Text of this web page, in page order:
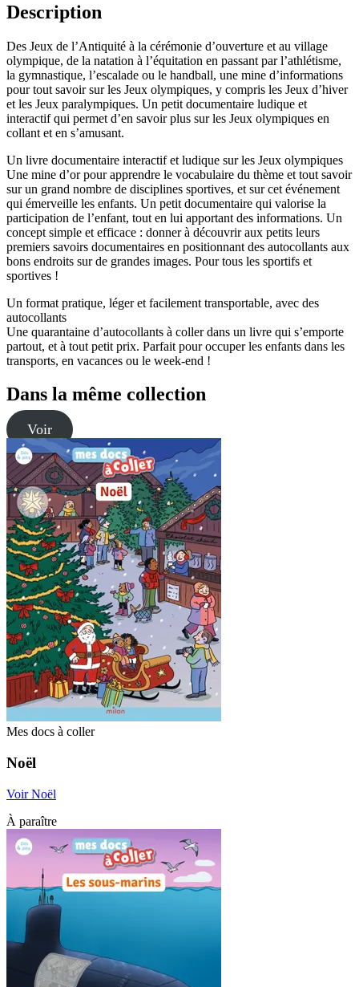
Description
Des Jeux de l’Antiquité à la cérémonie d’ouverture et au village
olympique, de la natation à l’équitation en passant par l’athlétisme,
la gymnastique, l’escalade ou le handball, une mine d’informations
pour tout savoir sur les Jeux olympiques, y compris les Jeux d’hiver
et les Jeux paralympiques. Un petit documentaire ludique et
interactif qui permet d’en savoir plus sur les Jeux olympiques en
collant et en s’amusant.
Un livre documentaire interactif et ludique sur les Jeux olympiques
Une mine d’or pour apprendre le vocabulaire du thème et tout savoir
sur un grand nombre de disciplines sportives, et sur cet événement
qui émerveille les enfants. Un petit documentaire qui valorise la
participation de l’enfant, tout en lui apportant des informations. Un
concept simple et efficace : donner à découvrir aux petits leurs
premiers savoirs documentaires en positionnant des autocollants aux
bons endroits sur de grandes images. Pour tous les sportifs et
sportives !
Un format pratique, léger et facilement transportable, avec des
autocollants
Une quarantaine d’autocollants à coller dans un livre qui s’emporte
partout, et à tout petit prix. Parfait pour occuper les enfants dans les
transports, en vacances ou le week-end !
Dans la même collection
Voir
Mes docs à coller
Noël
Voir Noël
À paraître